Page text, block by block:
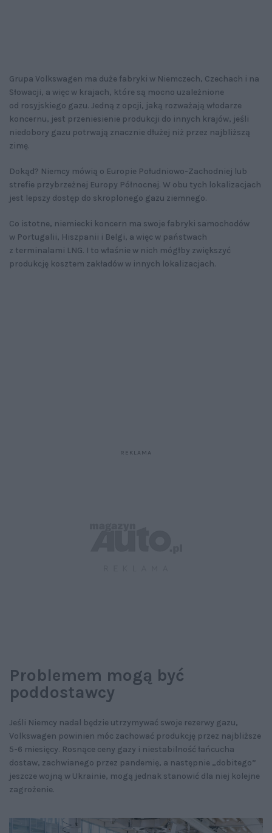
Grupa Volkswagen ma duże fabryki w Niemczech, Czechach i na
Słowacji, a więc w krajach, które są mocno uzależnione
od rosyjskiego gazu. Jedną z opcji, jaką rozważają włodarze
koncernu, jest przeniesienie produkcji do innych krajów, jeśli
niedobory gazu potrwają znacznie dłużej niż przez najbliższą
zimę.
Dokąd? Niemcy mówią o Europie Południowo-Zachodniej lub
strefie przybrzeżnej Europy Północnej. W obu tych lokalizacjach
jest lepszy dostęp do skroplonego gazu ziemnego.
Co istotne, niemiecki koncern ma swoje fabryki samochodów
w Portugalii, Hiszpanii i Belgi, a więc w państwach
z terminalami LNG. I to właśnie w nich mógłby zwiększyć
produkcję kosztem zakładów w innych lokalizacjach.
Problemem mogą być
poddostawcy
Jeśli Niemcy nadal będzie utrzymywać swoje rezerwy gazu,
Volkswagen powinien móc zachować produkcję przez najbliższe
5-6 miesięcy. Rosnące ceny gazy i niestabilność łańcucha
dostaw, zachwianego przez pandemię, a następnie „dobitego”
jeszcze wojną w Ukrainie, mogą jednak stanowić dla niej kolejne
zagrożenie.